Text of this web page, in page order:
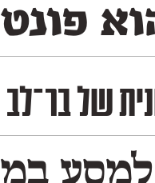
פונט
ישראליים שהיו